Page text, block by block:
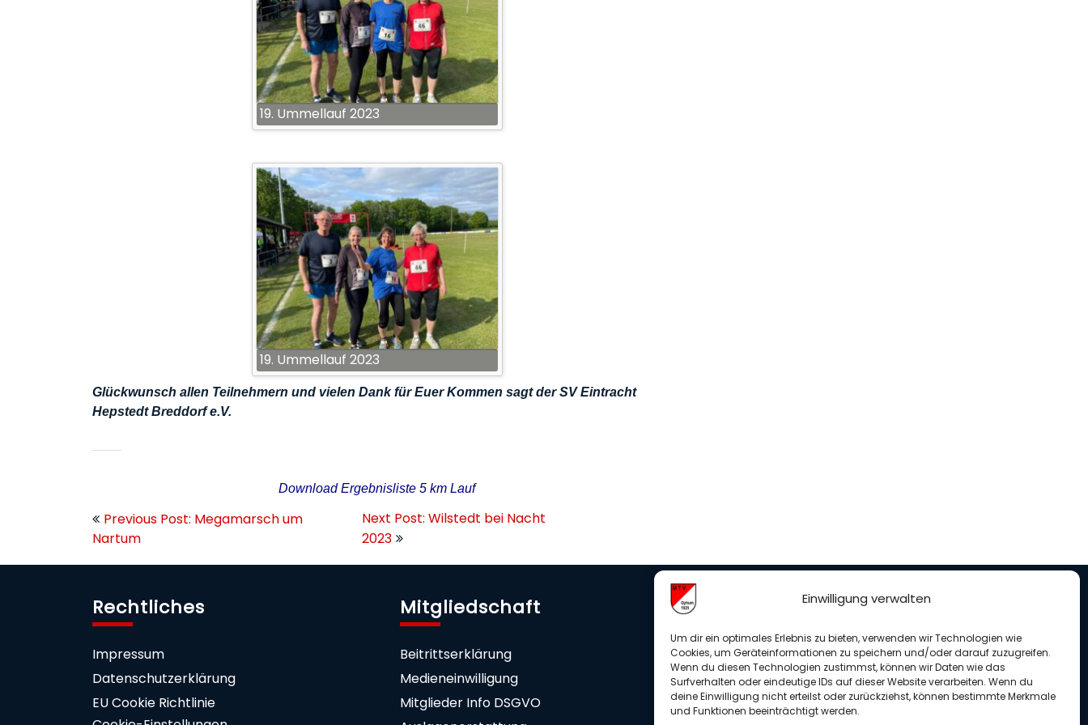
Einwilligung verwalten
Um dir ein optimales Erlebnis zu bieten, verwenden wir Technologien wie
Cookies, um Geräteinformationen zu speichern und/oder darauf zuzugreifen.
Wenn du diesen Technologien zustimmst, können wir Daten wie das
Surfverhalten oder eindeutige IDs auf dieser Website verarbeiten. Wenn du
deine Einwilligung nicht erteilst oder zurückziehst, können bestimmte Merkmale
und Funktionen beeinträchtigt werden.
19. Ummellauf 2023
19. Ummellauf 2023
Glückwunsch allen Teilnehmern und vielen Dank für Euer Kommen sagt der SV Eintracht
Hepstedt Breddorf e.V.
Download Ergebnisliste 5 km Lauf
Beitragsnavigation
Previous Post: Megamarsch um
Nartum
Next Post: Wilstedt bei Nacht
2023
Rechtliches
Impressum
Datenschutzerklärung
EU Cookie Richtlinie
Mitgliedschaft
Beitrittserklärung
Medieneinwilligung
Mitglieder Info DSGVO
Unterstütze uns
Spenden für unseren Verein